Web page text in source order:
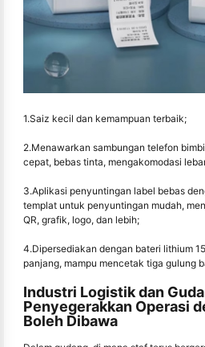
1.Saiz kecil dan kemampuan terbaik;
2.Menawarkan sambungan telefon
cepat, bebas tinta, mengakomodasi
3.Aplikasi penyuntingan label bebas
templat untuk penyuntingan mudah,
QR, grafik, logo, dan lebih;
4.Dipersediakan dengan bateri lithium
panjang, mampu mencetak tiga gulung
Industri Logistik dan
Penyegerakkan Operasi
Boleh Dibawa